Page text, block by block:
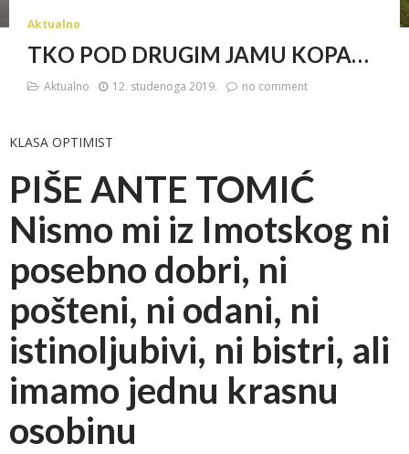
Aktualno
TKO POD DRUGIM JAMU KOPA…
Aktualno 12. studenoga 2019. no comment
KLASA OPTIMIST
PIŠE ANTE TOMIĆ
Nismo mi iz Imotskog ni
posebno dobri, ni
pošteni, ni odani, ni
istinoljubivi, ni bistri, ali
imamo jednu krasnu
osobinu